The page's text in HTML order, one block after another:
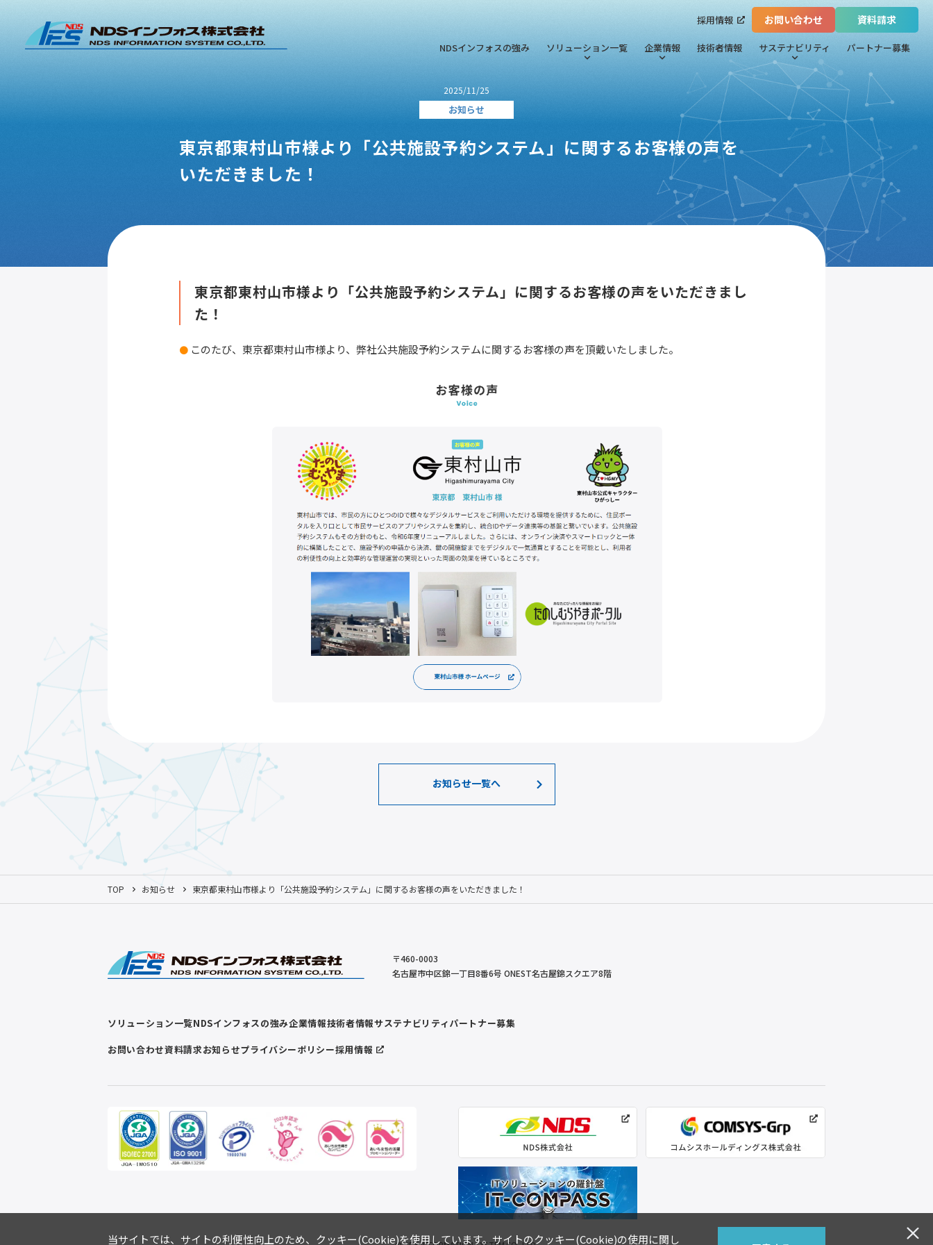
NDSインフォスの強み ソリューション一覧 企業情報 技術者情報 サステナビリティ パートナー募集
採用情報 お問い合わせ 資料請求
2025/11/25
お知らせ
東京都東村山市様より「公共施設予約システム」に関するお客様の声を
いただきました！
東京都東村山市様より「公共施設予約システム」に関するお客様の声をいただきまし
た！
● このたび、東京都東村山市様より、弊社公共施設予約システムに関するお客様の声を頂戴いたしました。
お知らせ一覧へ
TOP お知らせ 東京都東村山市様より「公共施設予約システム」に関するお客様の声をいただきました！
〒460-0003
名古屋市中区錦一丁目8番6号 ONEST名古屋錦スクエア8階
ソリューション一覧NDSインフォスの強み企業情報技術者情報サステナビリティパートナー募集
お問い合わせ資料請求お知らせプライバシーポリシー採用情報
当サイトでは、サイトの利便性向上のため、クッキー(Cookie)を使用しています。サイトのクッキー(Cookie)の使用に関し